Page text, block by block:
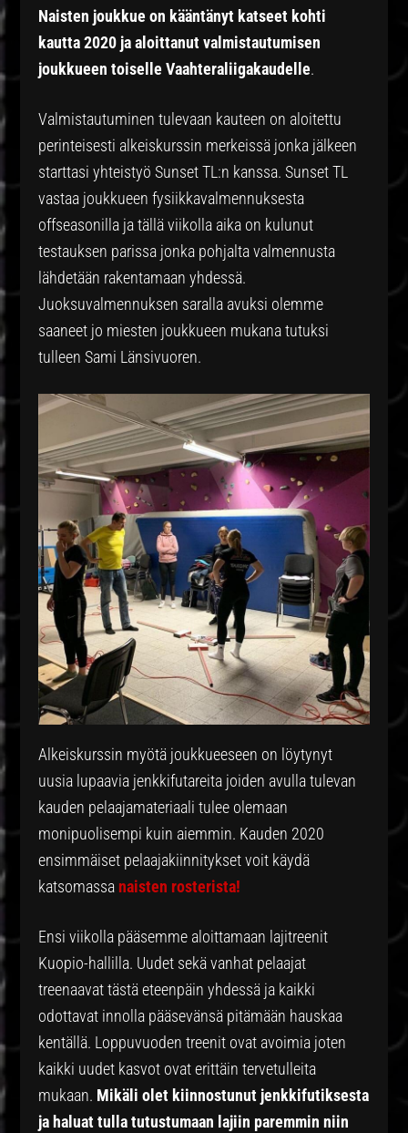
Naisten joukkue on kääntänyt katseet kohti
kautta 2020 ja aloittanut valmistautumisen
joukkueen toiselle Vaahteraliigakaudelle.
Valmistautuminen tulevaan kauteen on aloitettu
perinteisesti alkeiskurssin merkeissä jonka jälkeen
starttasi yhteistyö Sunset TL:n kanssa. Sunset TL
vastaa joukkueen fysiikkavalmennuksesta
offseasonilla ja tällä viikolla aika on kulunut
testauksen parissa jonka pohjalta valmennusta
lähdetään rakentamaan yhdessä.
Juoksuvalmennuksen saralla avuksi olemme
saaneet jo miesten joukkueen mukana tutuksi
tulleen Sami Länsivuoren.
Alkeiskurssin myötä joukkueeseen on löytynyt
uusia lupaavia jenkkifutareita joiden avulla tulevan
kauden pelaajamateriaali tulee olemaan
monipuolisempi kuin aiemmin. Kauden 2020
ensimmäiset pelaajakiinnitykset voit käydä
katsomassanaisten rosterista!
Ensi viikolla pääsemme aloittamaan lajitreenit
Kuopio-hallilla. Uudet sekä vanhat pelaajat
treenaavat tästä eteenpäin yhdessä ja kaikki
odottavat innolla pääsevänsä pitämään hauskaa
kentällä. Loppuvuoden treenit ovat avoimia joten
kaikki uudet kasvot ovat erittäin tervetulleita
mukaan. Mikäli olet kiinnostunut jenkkifutiksesta
ja haluat tulla tutustumaan lajiin paremmin niin